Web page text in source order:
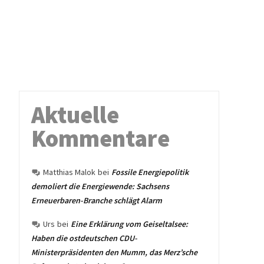
Aktuelle
Kommentare
Matthias Malok bei Fossile Energiepolitik
demoliert die Energiewende: Sachsens
Erneuerbaren-Branche schlägt Alarm
Urs bei Eine Erklärung vom Geiseltalsee:
Haben die ostdeutschen CDU-
Ministerpräsidenten den Mumm, das Merz’sche